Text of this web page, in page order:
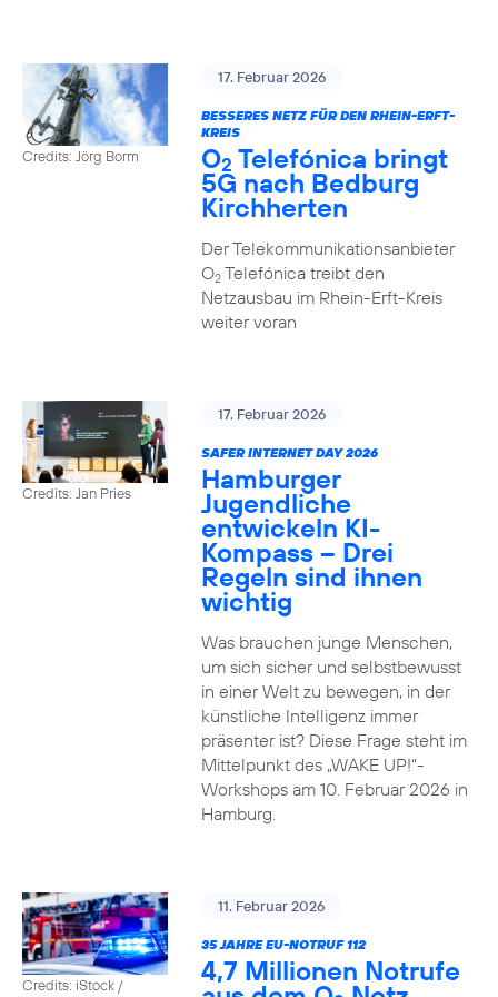
Credits: Jörg Borm
17. Februar 2026
BESSERES NETZ FÜR DEN RHEIN-ERFT-
KREIS
O2 Telefónica bringt
5G nach Bedburg
Kirchherten
Der Telekommunikationsanbieter
O2Telefónica treibt den
Netzausbau im Rhein-Erft-Kreis
weiter voran
Credits: Jan Pries
17. Februar 2026
SAFER INTERNET DAY 2026
Hamburger
Jugendliche
entwickeln KI-
Kompass – Drei
Regeln sind ihnen
wichtig
Was brauchen junge Menschen,
um sich sicher und selbstbewusst
in einer Welt zu bewegen, in der
künstliche Intelligenz immer
präsenter ist? Diese Frage steht im
Mittelpunkt des „WAKE UP!“-
Workshops am 10. Februar 2026 in
Hamburg.
Credits: iStock /
11. Februar 2026
35 JAHRE EU-NOTRUF 112
4,7 Millionen Notrufe